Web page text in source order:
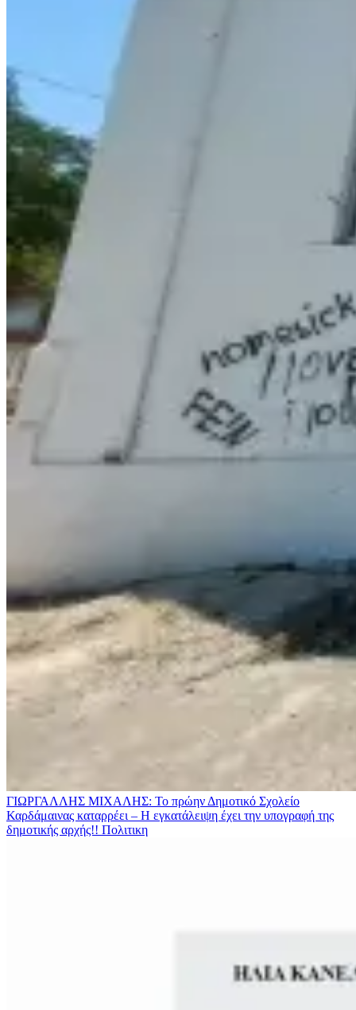
ΓΙΩΡΓΑΛΛΗΣ ΜΙΧΑΛΗΣ: Το πρώην Δημοτικό Σχολείο
Καρδάμαινας καταρρέει – Η εγκατάλειψη έχει την υπογραφή της
δημοτικής αρχής!! Πολιτικη